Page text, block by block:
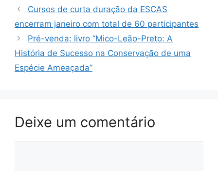
Cursos de curta duração da ESCAS
encerram janeiro com total de 60 participantes
Pré-venda: livro “Mico-Leão-Preto: A
História de Sucesso na Conservação de uma
Espécie Ameaçada”
Deixe um comentário